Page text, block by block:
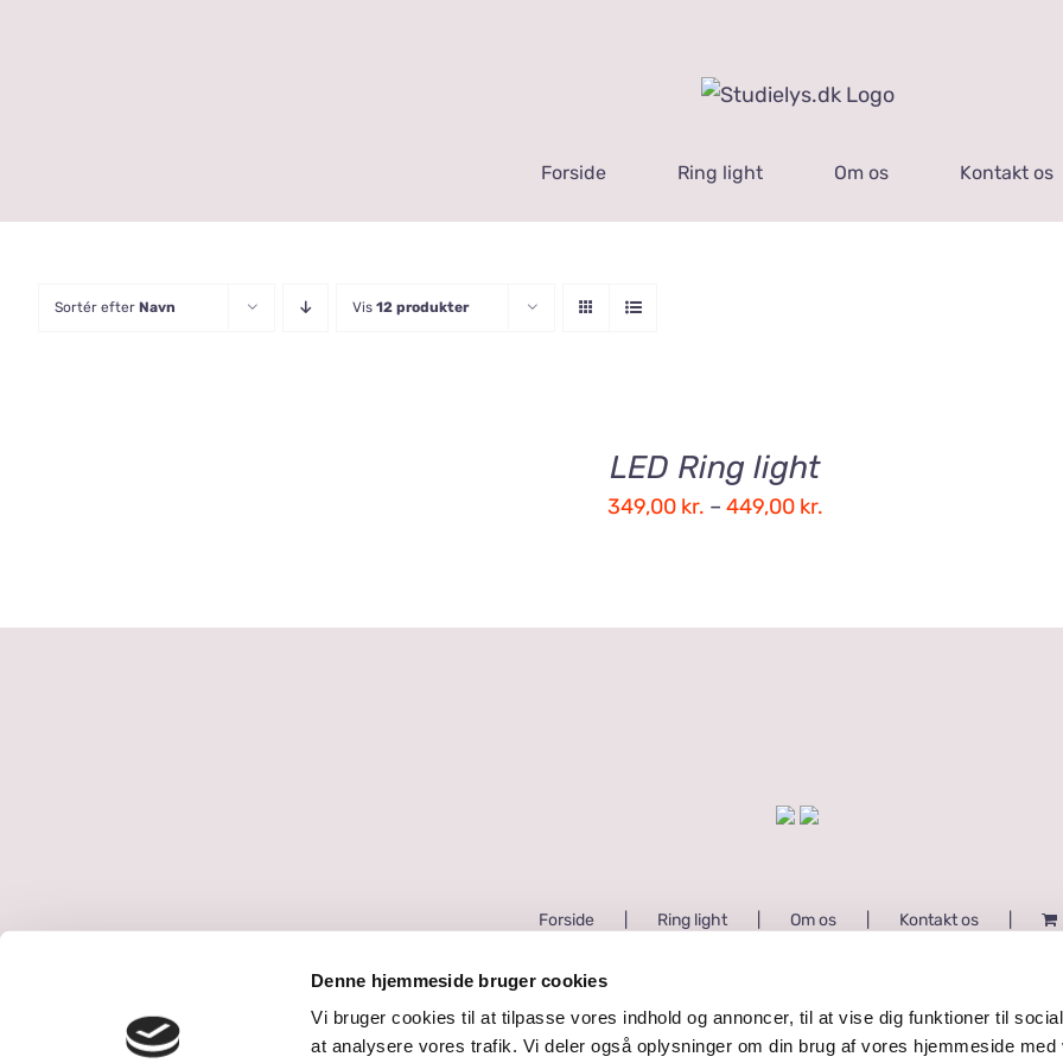
Denne hjemmeside bruger cookies
Vi bruger cookies til at tilpasse vores indhold og annoncer, til at vise dig funktioner til
at analysere vores trafik. Vi deler også oplysninger om din brug af vores hjemmeside med
Forside Ring light Om os Kontakt os
Sortér efter Navn Vis 12 produkter
LED Ring light
349,00 kr. – 449,00 kr.Prisinterval:
Forside Ring light Om os Kontakt os
© Ophavsret 2020 | Studielys.dk | Alle rettigheder forbeholdes